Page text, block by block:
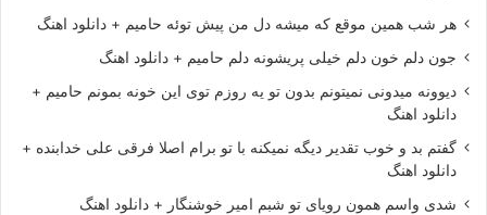
هر شب همین موقع که میشه دل من پیش توئه حامیم + دانلود اهنگ
جون دلم خون دلم خیلی پریشونه دلم حامیم + دانلود اهنگ
دیوونه میدونی نمیتونم بدون تو یه روزم توی این خونه بمونم حامیم +
دانلود اهنگ
گفتم بد و خوب تقدیر دیگه نمیکنه با تو برام اصلا فرقی علی خدابنده +
دانلود اهنگ
شدی واسم همون رویای تو شبم امیر خوشنگار + دانلود اهنگ